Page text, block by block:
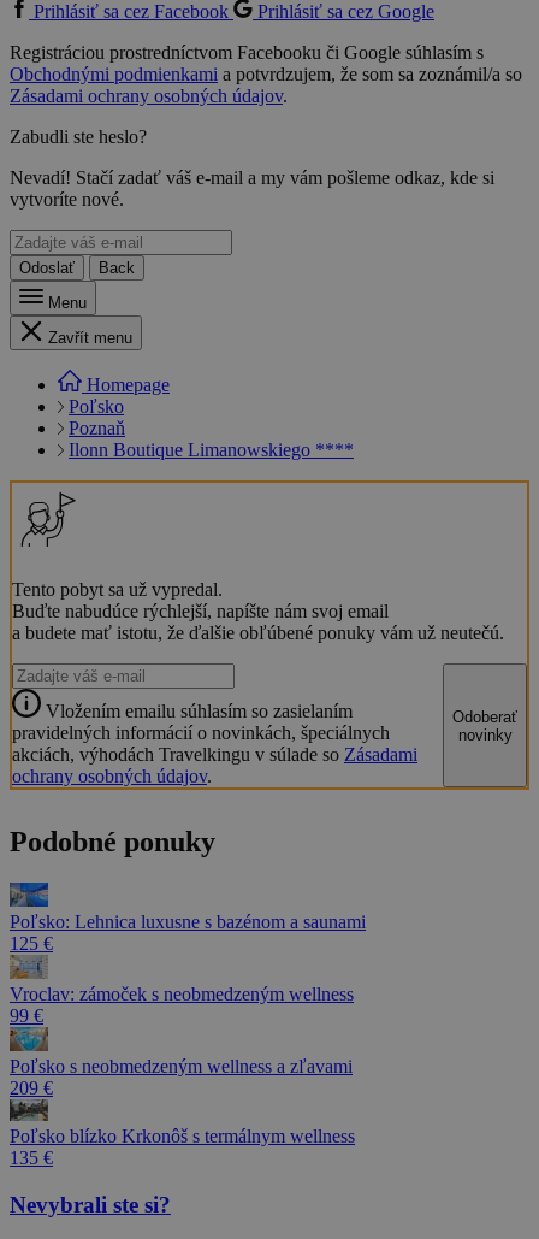
Prihlásiť sa cez Facebook
Prihlásiť sa cez Google
Registráciou prostredníctvom Facebooku či Google súhlasím s
Obchodnými podmienkami a potvrdzujem, že som sa zoznámil/a so
Zásadami ochrany osobných údajov.
Zabudli ste heslo?
Nevadí! Stačí zadať váš e-mail a my vám pošleme odkaz, kde si
vytvoríte nové.
Odoslať
Back
Menu
Zavřít menu
Homepage
Poľsko
Poznaň
Ilonn Boutique Limanowskiego ****
Tento pobyt sa už vypredal.
Buďte nabudúce rýchlejší, napíšte nám svoj email
a budete mať istotu, že ďalšie obľúbené ponuky vám už neutečú.
Vložením emailu súhlasím so zasielaním
pravidelných informácií o novinkách, špeciálnych
akciách, výhodách Travelkingu v súlade so Zásadami
ochrany osobných údajov.
Odoberať
novinky
Podobné ponuky
Poľsko: Lehnica luxusne s bazénom a saunami
125 €
Vroclav: zámoček s neobmedzeným wellness
99 €
Poľsko s neobmedzeným wellness a zľavami
209 €
Poľsko blízko Krkonôš s termálnym wellness
135 €
Nevybrali ste si?